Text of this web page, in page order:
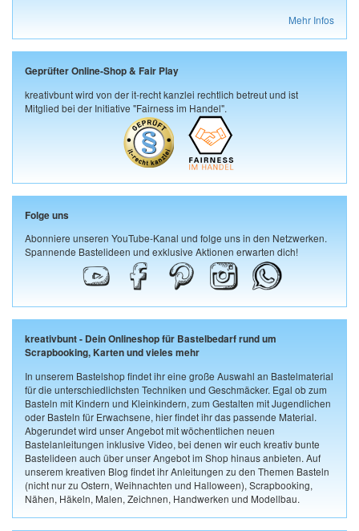
Mehr Infos
Geprüfter Online-Shop & Fair Play
kreativbunt wird von der it-recht kanzlei rechtlich betreut und ist
Mitglied bei der Initiative "Fairness im Handel".
Folge uns
Abonniere unseren YouTube-Kanal und folge uns in den Netzwerken.
Spannende Bastelideen und exklusive Aktionen erwarten dich!
kreativbunt - Dein Onlineshop für Bastelbedarf rund um
Scrapbooking, Karten und vieles mehr
In unserem Bastelshop findet ihr eine große Auswahl an Bastelmaterial
für die unterschiedlichsten Techniken und Geschmäcker. Egal ob zum
Basteln mit Kindern und Kleinkindern, zum Gestalten mit Jugendlichen
oder Basteln für Erwachsene, hier findet ihr das passende Material.
Abgerundet wird unser Angebot mit wöchentlichen neuen
Bastelanleitungen inklusive Video, bei denen wir euch kreativ bunte
Bastelideen auch über unser Angebot im Shop hinaus anbieten. Auf
unserem kreativen Blog findet ihr Anleitungen zu den Themen Basteln
(nicht nur zu Ostern, Weihnachten und Halloween), Scrapbooking,
Nähen, Häkeln, Malen, Zeichnen, Handwerken und Modellbau.